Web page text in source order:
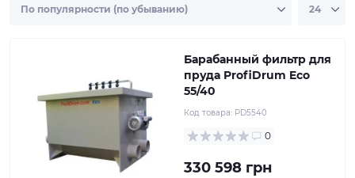
Барабанный фильтр для
пруда ProfiDrum Eco
55/40
Код товара: PD5540
0
330 598 грн